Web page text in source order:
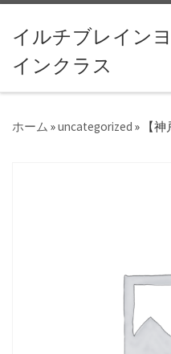
コンテンツへスキップ
イルチブレイン
インクラス
ホーム »uncategorized » 【